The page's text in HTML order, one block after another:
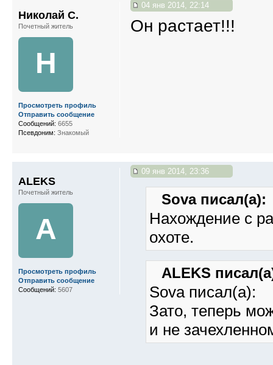
04 янв 2014, 22:14
Он растает!!!
Николай С.
Почетный житель
Н
Просмотреть профиль
Отправить сообщение
Сообщений: 6655
Псевдоним: Знакомый
09 янв 2014, 23:36
Sova писал(а):
Нахождение с
охоте.
ALEKS
Sova писал(а):
Зато, теперь
и не
ALEKS
Почетный житель
A
Просмотреть профиль
Отправить сообщение
Сообщений: 5607